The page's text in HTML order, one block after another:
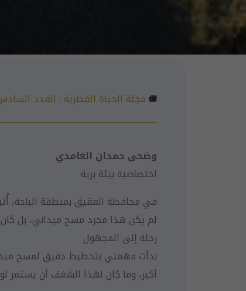
مجلة الحياة الفطرية : العدد
وضحى حمدان الغامدي
اختصاصية بيئة برية
في محافظة العقيق بمنطقة الباحة،
لم يكن هذا مجرد مسح ميداني، بل كان
رحلة إلى المجهول
بدأت مهمتي بتخطيط دقيق لمسح
أكبر، وما كان لهذا الشغف أن يستمر